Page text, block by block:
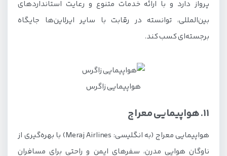
پرواز دارد و با ارائه خدمات متنوع و رعایت استانداردهای
بین‌المللی، توانسته در رقابت با سایر ایرلاین‌ها جایگاه
برجسته‌ای کسب کند.
هواپیمایی زاگرس
11. هواپیمایی معراج
هواپیمایی معراج (به انگلیسی: Meraj Airlines) با بهره‌گیری از
ناوگان هوایی مدرن، سفرهای ایمن و راحتی برای مسافران